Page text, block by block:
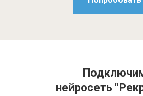
нейросеть